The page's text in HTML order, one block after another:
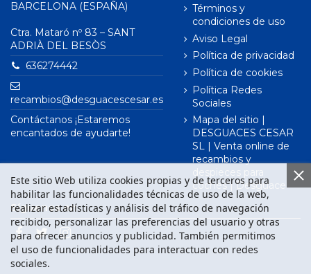
BARCELONA (ESPAÑA)
Ctra. Mataró nº 83 – SANT
ADRIÀ DEL BESÒS
636274442
recambios@desguacescesar.es
Contáctanos ¡Estaremos
encantados de ayudarte!
Términos y
condiciones de uso
Aviso Legal
Política de privacidad
Política de cookies
Política Redes
Sociales
Mapa del sitio |
DESGUACES CESAR
SL | Venta online de
recambios y
despieces para
coches | Desguace
Este sitio Web utiliza cookies propias y de terceros para
habilitar las funcionalidades técnicas de uso de la web,
realizar estadísticas y análisis del tráfico de navegación
recibido, personalizar las preferencias del usuario y otras
para ofrecer anuncios y publicidad. También permitimos
el uso de funcionalidades para interactuar con redes
sociales.
Síguenos en